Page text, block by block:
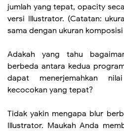
jumlah yang tepat, opacity
versi Illustrator. (Catatan:
sama dengan ukuran
Adakah yang tahu
berbeda antara kedua
dapat menerjemahkan
kecocokan yang tepat?
Tidak yakin mengapa blur
Illustrator. Maukah Anda